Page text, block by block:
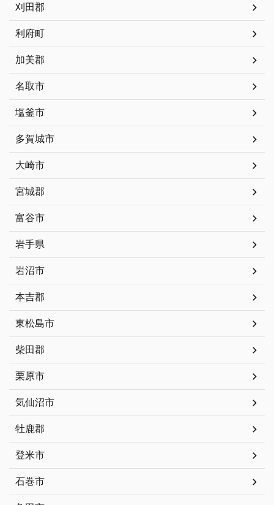
刈田郡
利府町
加美郡
名取市
塩釜市
多賀城市
大崎市
宮城郡
富谷市
岩手県
岩沼市
本吉郡
東松島市
柴田郡
栗原市
気仙沼市
牡鹿郡
登米市
石巻市